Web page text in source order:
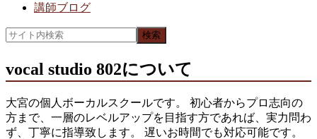
講師ブログ
vocal studio 802について
大宮の個人ボーカルスクールです。 初心者からプロ志向の
方まで、一層のレベルアップを目指す方であれば、実力問わ
ず、丁寧に指導致します。 遅いお時間でも対応可能です。